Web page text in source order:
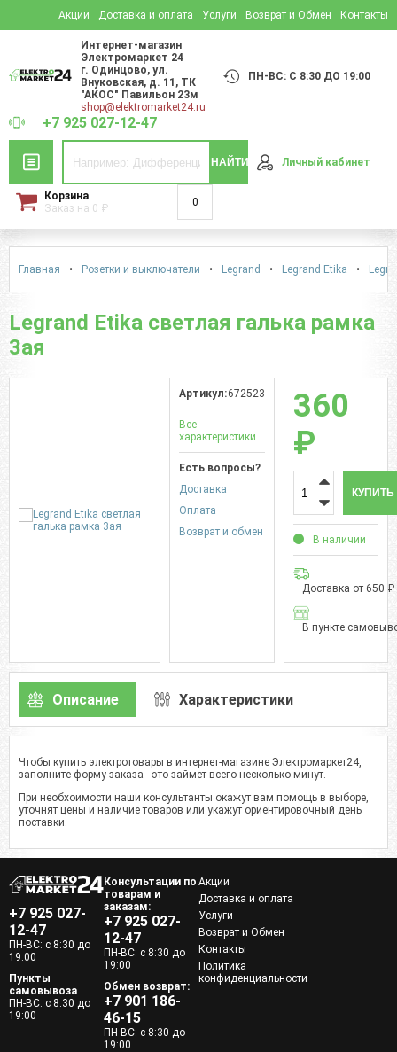
Акции Доставка и оплата Услуги Возврат и Обмен Контакты
Интернет-магазин
Электромаркет 24
г. Одинцово,ул.
Внуковская, д. 11 , ТК
"АКОС" Павильон 23м
shop@elektromarket24.ru
ПН-ВС: С 8:30 ДО 19:00
+7 925 027-12-47
НАЙТИ Личный кабинет
Корзина
Заказ на 0 ₽ 0
Главная • Розетки и выключатели • Legrand • Legrand Etika •
Legrand Etika светлая галька рамка
3ая
Артикул:672523
Все
характеристики
Есть вопросы?
Доставка
Оплата
Возврат и обмен
360
₽
КУПИТЬ
В наличии
Доставка от 650 ₽
В пункте
Описание Характеристики
Чтобы купить электротовары в интернет-магазине Электромаркет24,
заполните форму заказа - это займет всего несколько минут.
При необхоимости наши консультанты окажут вам помощь в выборе,
уточнят цены и наличие товаров или укажут ориентировочный день
поставки.
+7 925 027-
12-47
ПН-ВС: с 8:30 до
19:00
Пункты
самовывоза
ПН-ВС: с 8:30 до
19:00
Консультации по
товарам и
заказам:
+7 925 027-
12-47
ПН-ВС: с 8:30 до
19:00
Обмен возврат:
+7 901 186-
46-15
ПН-ВС: с 8:30 до
19:00
Акции
Доставка и оплата
Услуги
Возврат и Обмен
Контакты
Политика
конфиденциальности